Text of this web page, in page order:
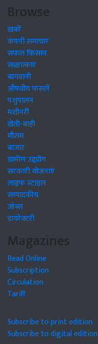
Browse
खबरें
कंपनी समाचार
सफल किसान
साक्षात्कार
बागवानी
औषधीय फसलें
पशुपालन
मशीनरी
खेती-बाड़ी
मौसम
बाजार
ग्रामीण उद्द्योग
सरकारी योजनाएं
लाइफ स्टाइल
सम्पादकीय
जॉब्स
डायरेक्टरी
Magazines
Read Online
Subscription
Circulation
Tariff
Subscribe to print edition
Subscribe to digital edition